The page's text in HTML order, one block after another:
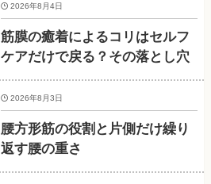
筋膜の癒着によるコリはセルフ
ケアだけで戻る？その落とし穴
2026年8月4日
腰方形筋の役割と片側だけ繰り
返す腰の重さ
2026年8月3日